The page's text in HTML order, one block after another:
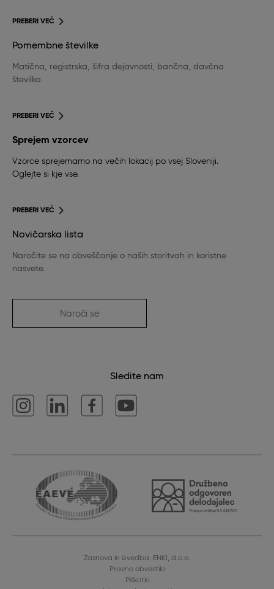
PREBERI VEČ
Pomembne številke
Matična, registrska, šifra dejavnosti, bančna, davčna
številka.
PREBERI VEČ
Sprejem vzorcev
Vzorce sprejemamo na večih lokacij po vsej Sloveniji.
Oglejte si kje vse.
PREBERI VEČ
Novičarska lista
Naročite se na obveščanje o naših storitvah in koristne
nasvete.
Naroči se
Sledite nam
Zasnova in izvedba: ENKI, d.o.o.
Pravno obvestilo
Piškotki